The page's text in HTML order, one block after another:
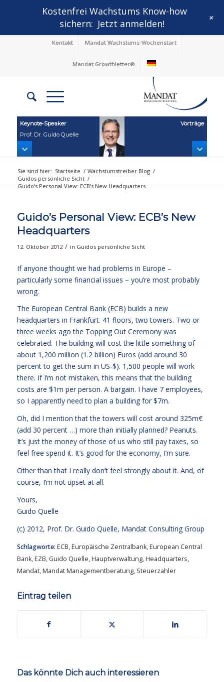
Kontakt Mandat Wachstums-Wochenstart
Mandat Growthletter®
Keynote‑Speaker
Prof. Dr. Guido Quelle
Vorträge
Sie sind hier: Startseite / Wachstumstreiber Blog /
Guidos persönliche Sicht /
Guido’s Personal View: ECB’s New Headquarters
Guido’s Personal View: ECB’s New
Headquarters
12. Oktober 2012 / in Guidos persönliche Sicht
If anyone thought we had problems in Europe –
particularly some financial issues – you’re most probably
wrong.
The European Central Bank (ECB) builds a new
headquarters in Frankfurt. 41 floors, two towers. Two or
three weeks ago the Topping Out Ceremony was
celebrated. The building will cost the little something of
about 1,200 million (1.2 billion) Euros (add around 30
percent to get the sum in US-$). 1,500 people will work
there. If I’m not mistaken, this means that the building
costs are $1m per person. A bargain. I have 7 employees,
so I apparently need to plan a building for $7m.
Oh, did I mention that the towers will cost around 325m€
(add 30 percent …) more than initially planned? Peanuts.
It’s just the money of those of us who still pay taxes, so
feel free spend it. It’s good for the economy, I’m sure.
Other than that I really don’t feel strongly about it. And, of
course, I’m not upset at all.
Yours,
Guido Quelle
(c) 2012, Prof. Dr. Guido Quelle, Mandat Consulting Group
Schlagworte: ECB,Europäische Zentralbank,European Central
Bank,EZB, Guido Quelle,Hauptverwaltung,Headquarters,
Mandat,Mandat Managementberatung, Steuerzahler
Eintrag teilen
Das könnte Dich auch interessieren
Kostenfrei Wachstums Know-how
sichern: Jetzt anmelden! +